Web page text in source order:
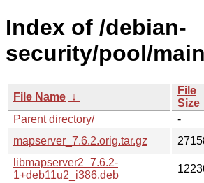
Index of /debian-
security/pool/
File Name ↓
File
Size
Parent directory/
-
mapserver_7.6.2.orig.tar.gz
libmapserver2_7.6.2-
1+deb11u2_i386.deb